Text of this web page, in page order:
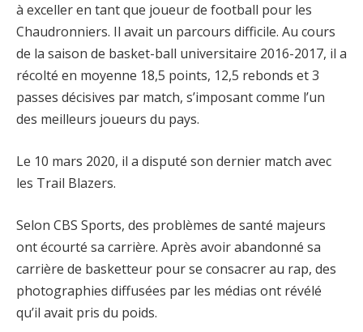
à exceller en tant que joueur de football pour les
Chaudronniers. Il avait un parcours difficile. Au cours
de la saison de basket-ball universitaire 2016-2017, il a
récolté en moyenne 18,5 points, 12,5 rebonds et 3
passes décisives par match, s’imposant comme l’un
des meilleurs joueurs du pays.
Le 10 mars 2020, il a disputé son dernier match avec
les Trail Blazers.
Selon CBS Sports, des problèmes de santé majeurs
ont écourté sa carrière. Après avoir abandonné sa
carrière de basketteur pour se consacrer au rap, des
photographies diffusées par les médias ont révélé
qu’il avait pris du poids.